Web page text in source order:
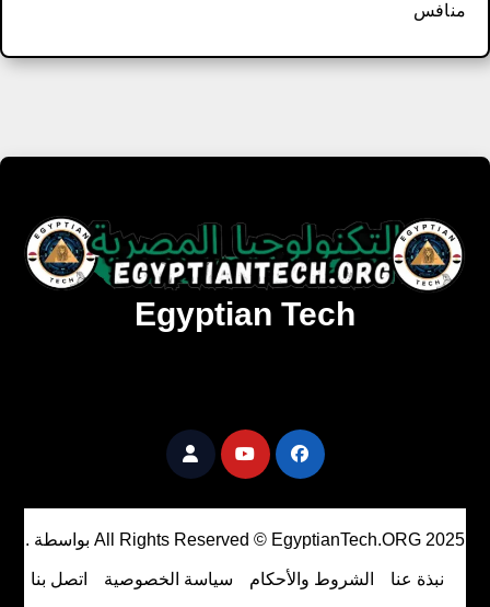
منافس
Egyptian Tech
All Rights Reserved © EgyptianTech.ORG 2025 بواسطة .
نبذة عنا الشروط والأحكام سياسة الخصوصية اتصل بنا